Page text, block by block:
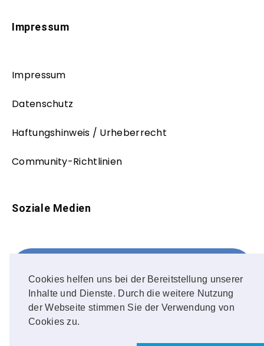
Cookies helfen uns bei der Bereitstellung unserer
Inhalte und Dienste. Durch die weitere Nutzung
der Webseite stimmen Sie der Verwendung von
Cookies zu.
Impressum
Impressum
Datenschutz
Haftungshinweis / Urheberrecht
Community-Richtlinien
Soziale Medien
FOLLOW ME!
Instagram
OUR PHOTOS!